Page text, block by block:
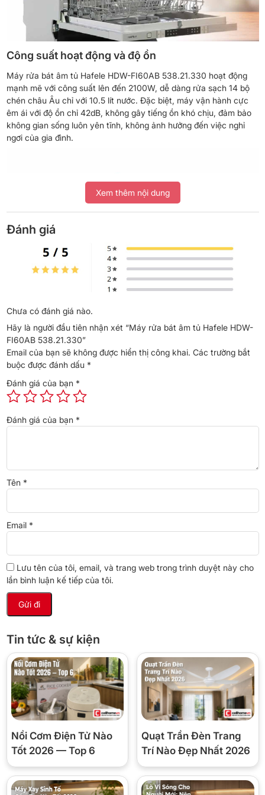
Công suất hoạt động và độ ồn
Máy rửa bát âm tủ Hafele HDW-FI60AB 538.21.330 hoạt động
mạnh mẽ với công suất lên đến 2100W, dễ dàng rửa sạch 14 bộ
chén châu Âu chỉ với 10.5 lít nước. Đặc biệt, máy vận hành cực
êm ái với độ ồn chỉ 42dB, không gây tiếng ồn khó chịu, đảm bảo
không gian sống luôn yên tĩnh, không ảnh hưởng đến việc nghỉ
ngơi của gia đình.
2 khay chén đĩa – 1 khay dao muỗng
dụng có kích thước khác nhau. Phía bên trái cũng được trang bị
thêm giá đỡ linh hoạt, giúp cố định các ly đế cao (ly rượu vang)
chỉnh linh hoạt. Bạn dễ dàng hạ thấp các thanh này để tạo không
Xem thêm nội dung
Đánh giá
Chưa có đánh giá nào.
Hãy là người đầu tiên nhận xét “Máy rửa bát âm tủ Hafele HDW-
FI60AB 538.21.330”
Email của bạn sẽ không được hiển thị công khai. Các trường bắt
buộc được đánh dấu *
Đánh giá của bạn *
Đánh giá của bạn *
Tên *
Email *
Lưu tên của tôi, email, và trang web trong trình duyệt này cho
lần bình luận kế tiếp của tôi.
Tin tức & sự kiện
Nồi Cơm Điện Tử Nào
Tốt 2026 — Top 6
Quạt Trần Đèn Trang
Trí Nào Đẹp Nhất 2026